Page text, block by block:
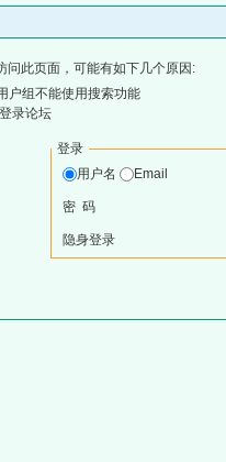
问此页面，可能有如下几个原因:
户组不能使用搜索功能
录论坛
登录
用户名
Email
密 码
隐身登录